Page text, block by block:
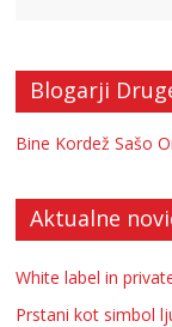
Blogarji
Bine Kordež Sašo
Aktualne
White label in
Prstani kot simbol